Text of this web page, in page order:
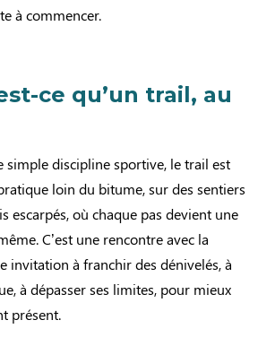
à commencer.
ce qu’un trail, au
simple discipline sportive, le trail est
loin du bitume, sur des sentiers
escarpés, où chaque pas devient une
C’est une rencontre avec la
invitation à franchir des dénivelés, à
à dépasser ses limites, pour mieux
présent.